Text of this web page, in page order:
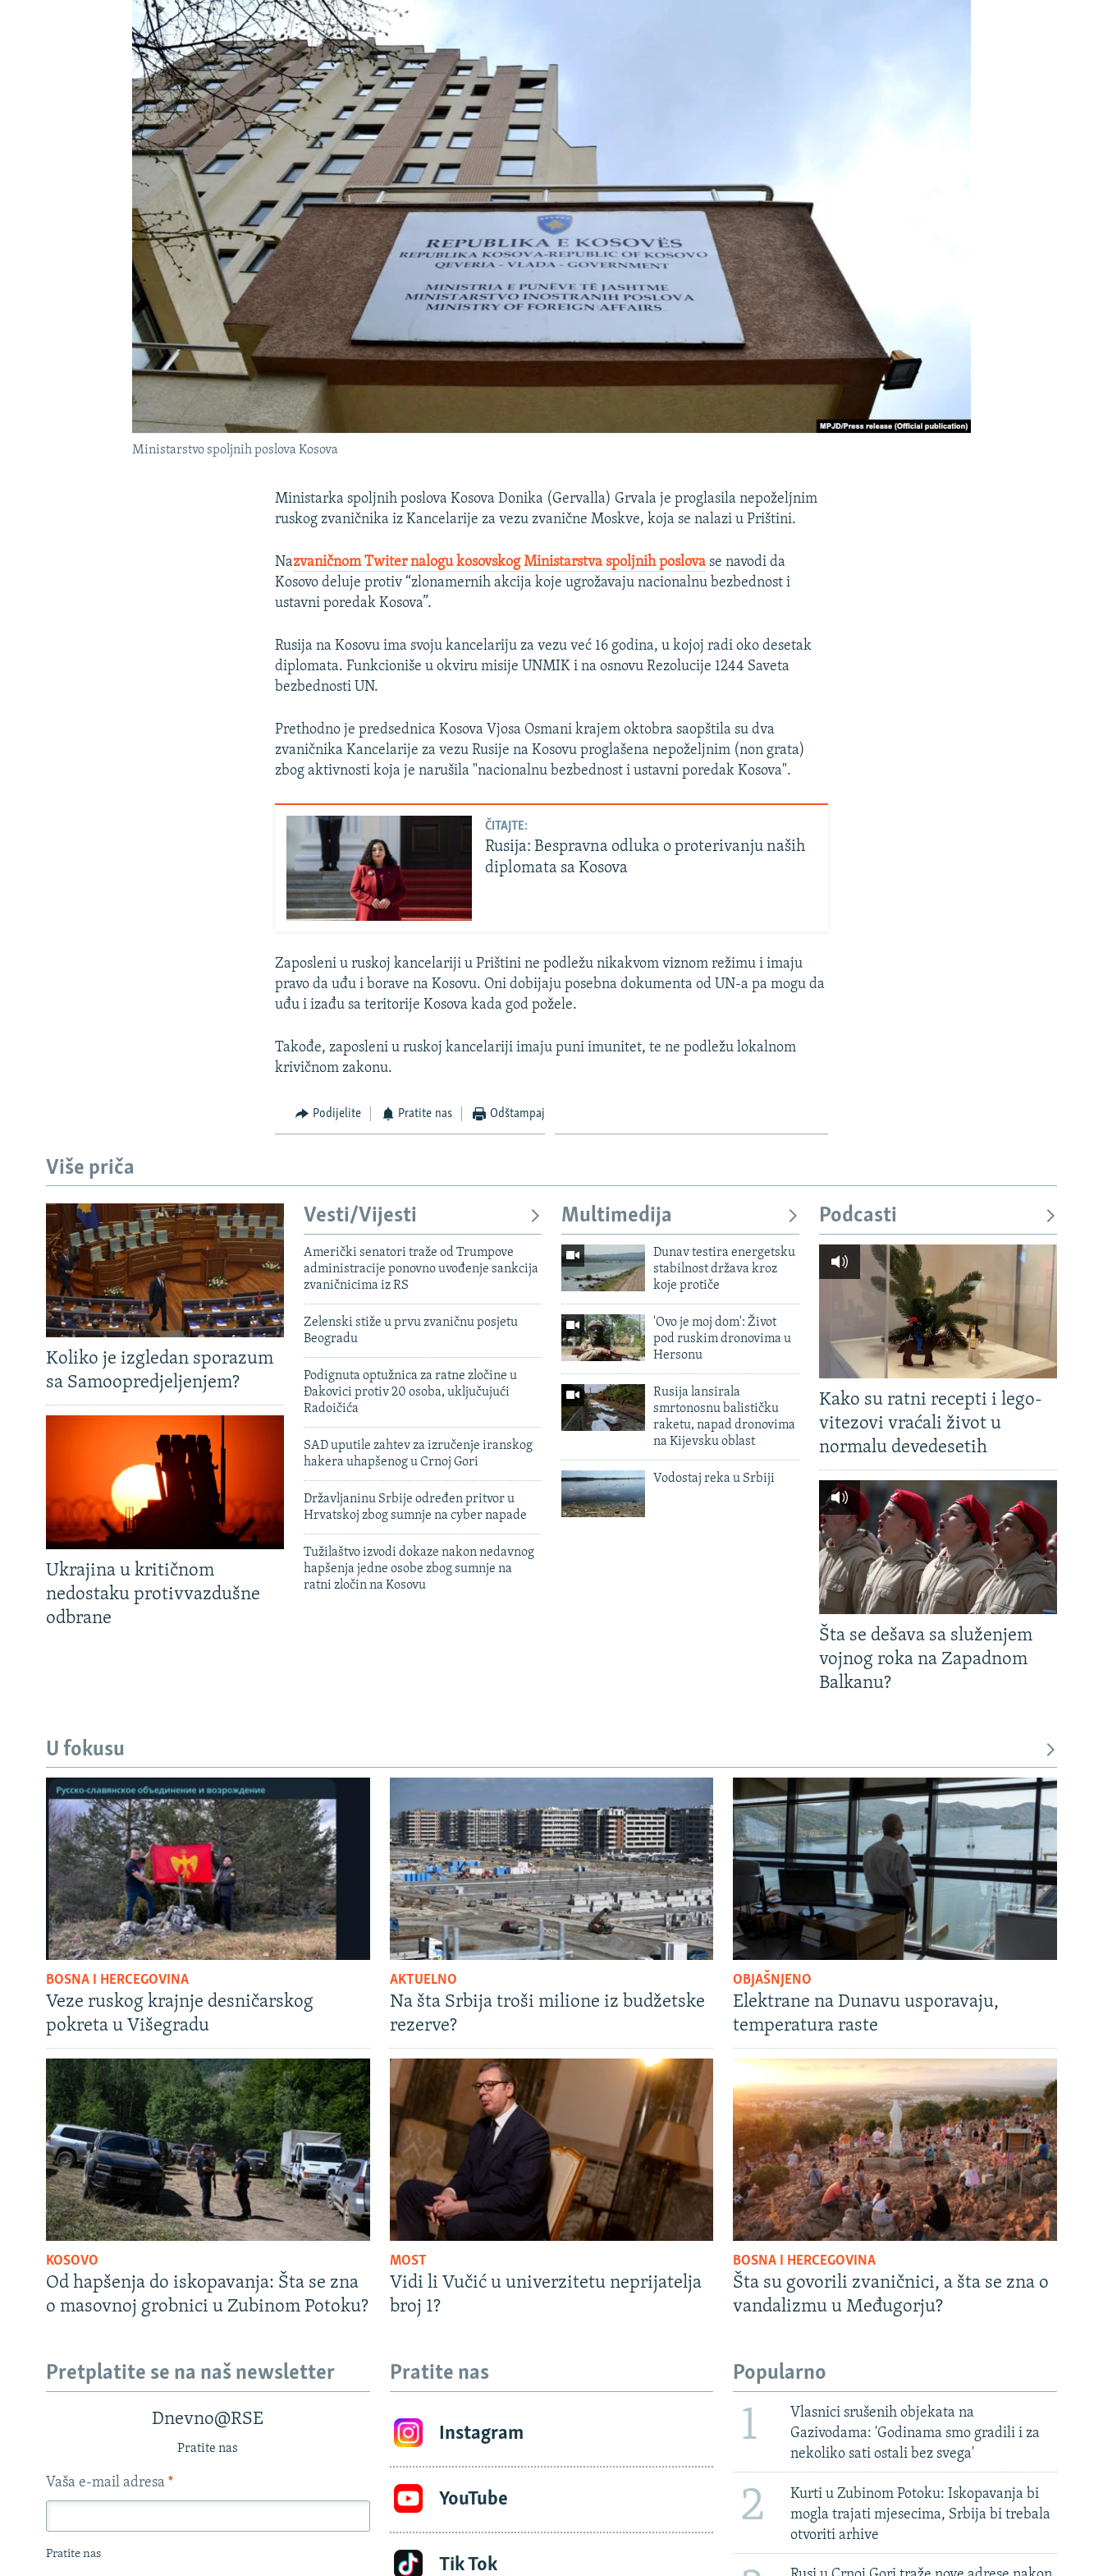
GENOCID U SREBRENICI
POPLAVE I KLIZIŠTA U BIH 2024.
TRI DECENIJE OD RATA U BIH
NASTANAK I RASPAD JUGOSLAVIJE
Ministarstvo spoljnih poslova Kosova
Ministarka spoljnih poslova Kosova Donika (Gervalla) Grvala je proglasila nepoželjnim
ruskog zvaničnika iz Kancelarije za vezu zvanične Moskve, koja se nalazi u Prištini.
Nazvaničnom Twiter nalogu kosovskog Ministarstva spoljnih poslova se navodi da
Kosovo deluje protiv “zlonamernih akcija koje ugrožavaju nacionalnu bezbednost i
ustavni poredak Kosova”.
Rusija na Kosovu ima svoju kancelariju za vezu već 16 godina, u kojoj radi oko desetak
diplomata. Funkcioniše u okviru misije UNMIK i na osnovu Rezolucije 1244 Saveta
bezbednosti UN.
Prethodno je predsednica Kosova Vjosa Osmani krajem oktobra saopštila su dva
zvaničnika Kancelarije za vezu Rusije na Kosovu proglašena nepoželjnim (non grata)
zbog aktivnosti koja je narušila "nacionalnu bezbednost i ustavni poredak Kosova".
ČITAJTE:
Rusija: Bespravna odluka o proterivanju naših
diplomata sa Kosova
Zaposleni u ruskoj kancelariji u Prištini ne podležu nikakvom viznom režimu i imaju
pravo da uđu i borave na Kosovu. Oni dobijaju posebna dokumenta od UN-a pa mogu da
uđu i izađu sa teritorije Kosova kada god požele.
Takođe, zaposleni u ruskoj kancelariji imaju puni imunitet, te ne podležu lokalnom
krivičnom zakonu.
Podijelite Pratite nas Odštampaj
Više priča
Koliko je izgledan sporazum
sa Samoopredjeljenjem?
Ukrajina u kritičnom
nedostaku protivvazdušne
odbrane
Vesti/Vijesti
Američki senatori traže od Trumpove
administracije ponovno uvođenje sankcija
zvaničnicima iz RS
Zelenski stiže u prvu zvaničnu posjetu
Beogradu
Podignuta optužnica za ratne zločine u
Đakovici protiv 20 osoba, uključujući
Radoičića
SAD uputile zahtev za izručenje iranskog
hakera uhapšenog u Crnoj Gori
Državljaninu Srbije određen pritvor u
Hrvatskoj zbog sumnje na cyber napade
Tužilaštvo izvodi dokaze nakon nedavnog
hapšenja jedne osobe zbog sumnje na
ratni zločin na Kosovu
Multimedija
Dunav testira energetsku
stabilnost država kroz
koje protiče
'Ovo je moj dom': Život
pod ruskim dronovima u
Hersonu
Rusija lansirala
smrtonosnu balističku
raketu, napad dronovima
na Kijevsku oblast
Vodostaj reka u Srbiji
Podcasti
Kako su ratni recepti i lego-
vitezovi vraćali život u
normalu devedesetih
Šta se dešava sa služenjem
vojnog roka na Zapadnom
Balkanu?
U fokusu
BOSNA I HERCEGOVINA
Veze ruskog krajnje desničarskog
pokreta u Višegradu
AKTUELNO
Na šta Srbija troši milione iz budžetske
rezerve?
OBJAŠNJENO
Elektrane na Dunavu usporavaju,
temperatura raste
KOSOVO
Od hapšenja do iskopavanja: Šta se zna
o masovnoj grobnici u Zubinom Potoku?
MOST
Vidi li Vučić u univerzitetu neprijatelja
broj 1?
BOSNA I HERCEGOVINA
Šta su govorili zvaničnici, a šta se zna o
vandalizmu u Međugorju?
Pretplatite se na naš newsletter
Dnevno@RSE
Pratite nas
Vaša e-mail adresa *
Pratite nas
Pratite nas
Instagram
YouTube
Tik Tok
Popularno
1
Vlasnici srušenih objekata na
Gazivodama: 'Godinama smo gradili i za
nekoliko sati ostali bez svega'
2
Kurti u Zubinom Potoku: Iskopavanja bi
mogla trajati mjesecima, Srbija bi trebala
otvoriti arhive